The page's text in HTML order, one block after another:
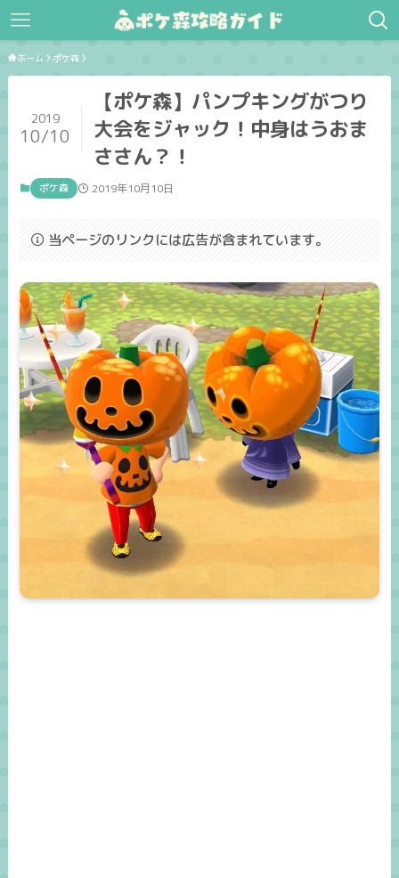
ホーム ポケ森
【ポケ森】パンプキングがつり
大会をジャック！中身はうおま
ささん？！
2019
10/10
ポケ森 2019年10月10日
当ページのリンクには広告が含まれています。